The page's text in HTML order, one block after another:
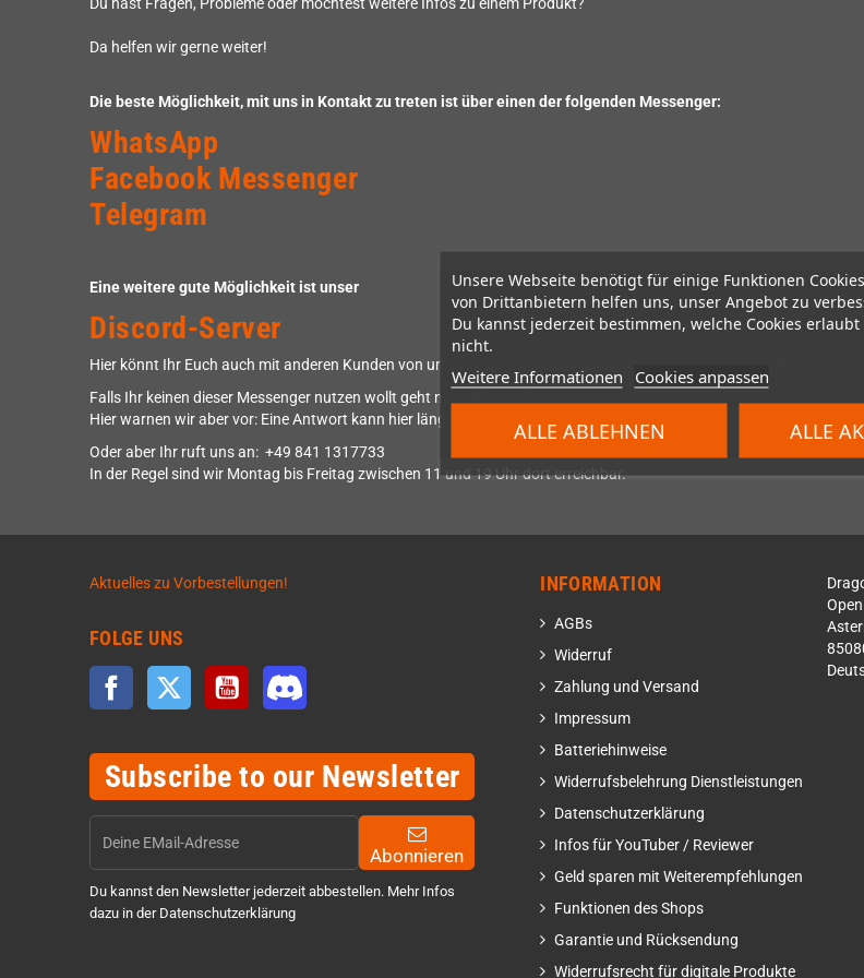
Unsere Webseite benötigt für einige Funktionen
von Drittanbietern helfen uns, unser Angebot zu
Du kannst jederzeit bestimmen, welche Cookies
nicht.
Weitere Informationen Cookies anpassen
ALLE ABLEHNEN ALLE
Du hast Fragen, Probleme oder möchtest weitere Infos zu einem Produkt?
Da helfen wir gerne weiter!
Die beste Möglichkeit, mit uns in Kontakt zu treten ist über einen der folgenden Messenger:
WhatsApp
Facebook Messenger
Telegram
Eine weitere gute Möglichkeit ist unser
Discord-Server
Hier könnt Ihr Euch auch mit anderen Kunden von uns austauschen oder allgemeine Fragen stellen - vielleicht
Falls Ihr keinen dieser Messenger nutzen wollt geht natürlich auch
Hier warnen wir aber vor: Eine Antwort kann hier länger dauern, da wir mit den emails nicht hinterherkommen.
Oder aber Ihr ruft uns an: +49 841 1317733
In der Regel sind wir Montag bis Freitag zwischen 11 und 19 Uhr dort erreichbar.
Aktuelles zu Vorbestellungen!
FOLGE UNS
Facebook Twitter YouTube
Subscribe to our Newsletter
Abonnieren
Du kannst den Newsletter jederzeit abbestellen. Mehr Infos
dazu in der Datenschutzerklärung
INFORMATION
AGBs
Widerruf
Zahlung und Versand
Impressum
Batteriehinweise
Widerrufsbelehrung Dienstleistungen
Datenschutzerklärung
Infos für YouTuber / Reviewer
Geld sparen mit Weiterempfehlungen
Funktionen des Shops
Garantie und Rücksendung
Widerrufsrecht für digitale Produkte